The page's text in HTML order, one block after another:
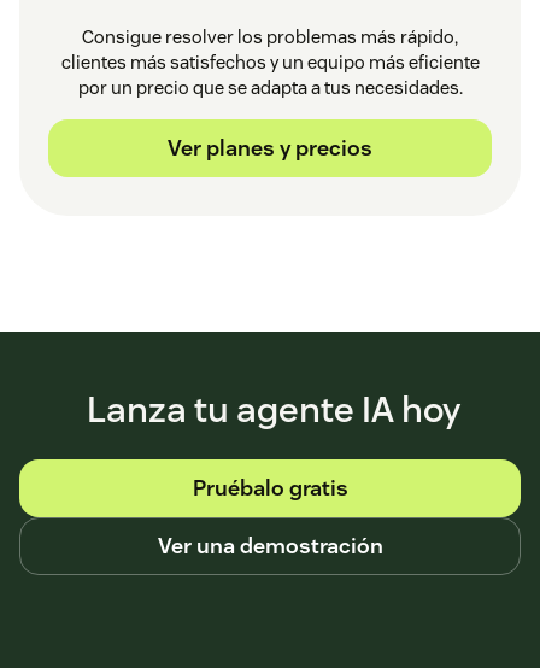
Consigue resolver los problemas más rápido,
clientes más satisfechos y un equipo más eficiente
por un precio que se adapta a tus necesidades.
Ver planes y precios
Lanza tu agente IA hoy
Pruébalo gratis
Ver una demostración